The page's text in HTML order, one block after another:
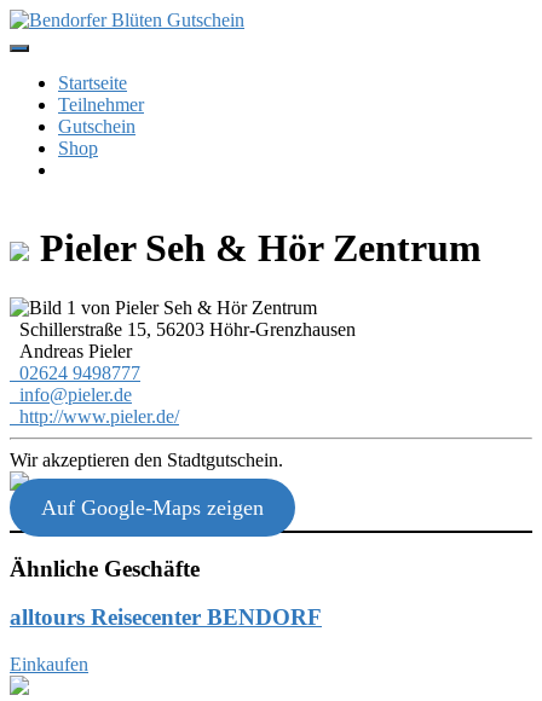
Skip
to
Startseite
Teilnehmer
Gutschein
Shop
Pieler Seh & Hör Zentrum
Schillerstraße 15, 56203 Höhr-Grenzhausen
Andreas Pieler
02624 9498777
info@pieler.de
http://www.pieler.de/
Wir akzeptieren den Stadtgutschein.
Auf Google-Maps zeigen
Ähnliche Geschäfte
alltours Reisecenter BENDORF
Einkaufen